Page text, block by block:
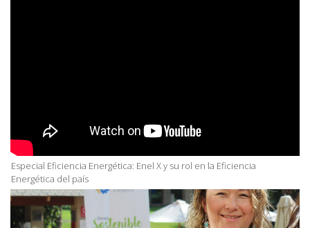
Especial Eficiencia Energética: Enel X y su rol en la Eficiencia
Energética del país